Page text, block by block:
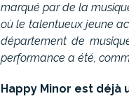
marqué par de la
où le talentueux jeune
département de
performance a été,
Happy Minor est déjà